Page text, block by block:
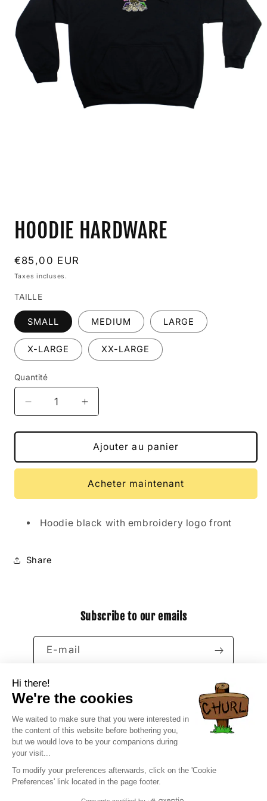
média
fenêtre
HOODIE HARDWARE
Prix
habituel
€85,00 EUR
Taxes incluses.
TAILLE
SMALL MEDIUM LARGE
X-LARGE XX-LARGE
Quantité
Quantité
Réduire
la
quantité
HOODIE
HARDWARE
Augmenter
la
quantité
de
HOODIE
HARDWARE
Ajouter au panier
Acheter maintenant
Hoodie black with embroidery logo front
Share
Subscribe to our emails
E-mail
(Twitter)
Moyens
de
paiement
© 2026,CHURL Politique de remboursement
Politique de confidentialité Conditions d’utilisation